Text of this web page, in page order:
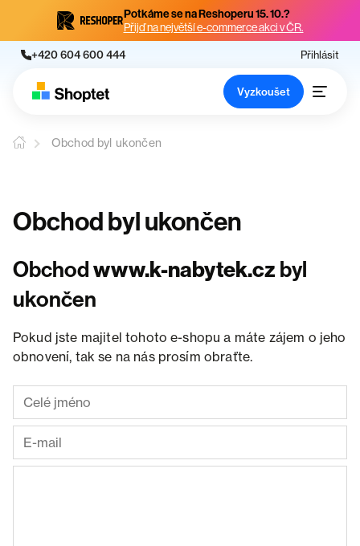
Potkáme se na Reshoperu 15. 10.?
Přijď na největší e-commerce akci v ČR.
+420 604 600 444 Přihlásit
Vyzkoušet
Obchod byl ukončen
Obchod byl ukončen
Obchodwww.k-nabytek.cz byl
ukončen
Pokud jste majitel tohoto e-shopu a máte zájem o jeho
obnovení, tak se na nás prosím obraťte.